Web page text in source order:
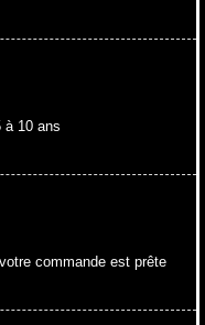
à 10 ans
commande est prête